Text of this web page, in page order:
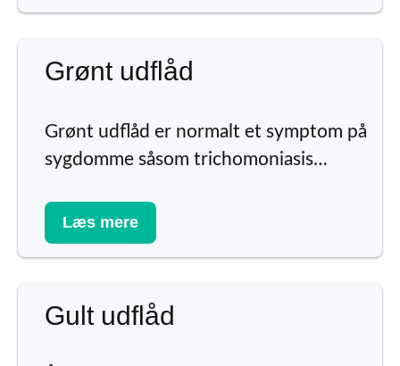
Grønt udflåd
Grønt udflåd er normalt et symptom på
sygdomme såsom trichomoniasis…
Læs mere
Gult udflåd